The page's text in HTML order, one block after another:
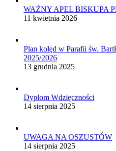
WAŻNY APEL BISKUPA
11 kwietnia 2026
Plan kolęd w Parafii św.
2025/2026
13 grudnia 2025
Dyplom Wdzięczności
14 sierpnia 2025
UWAGA NA OSZUSTÓW
14 sierpnia 2025